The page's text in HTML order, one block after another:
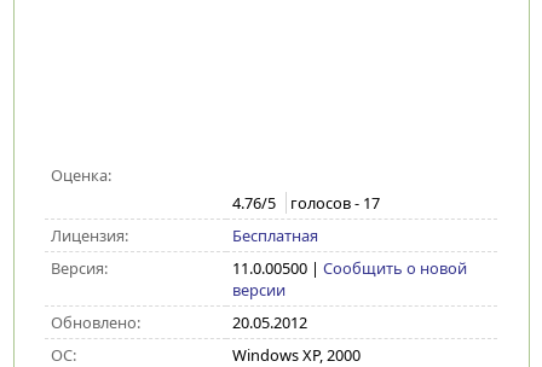
Оценка:
4.76/5 голосов - 17
Лицензия:
Бесплатная
Версия:
11.0.00500| Сообщить о новой
версии
Обновлено:
20.05.2012
ОС:
Windows XP, 2000